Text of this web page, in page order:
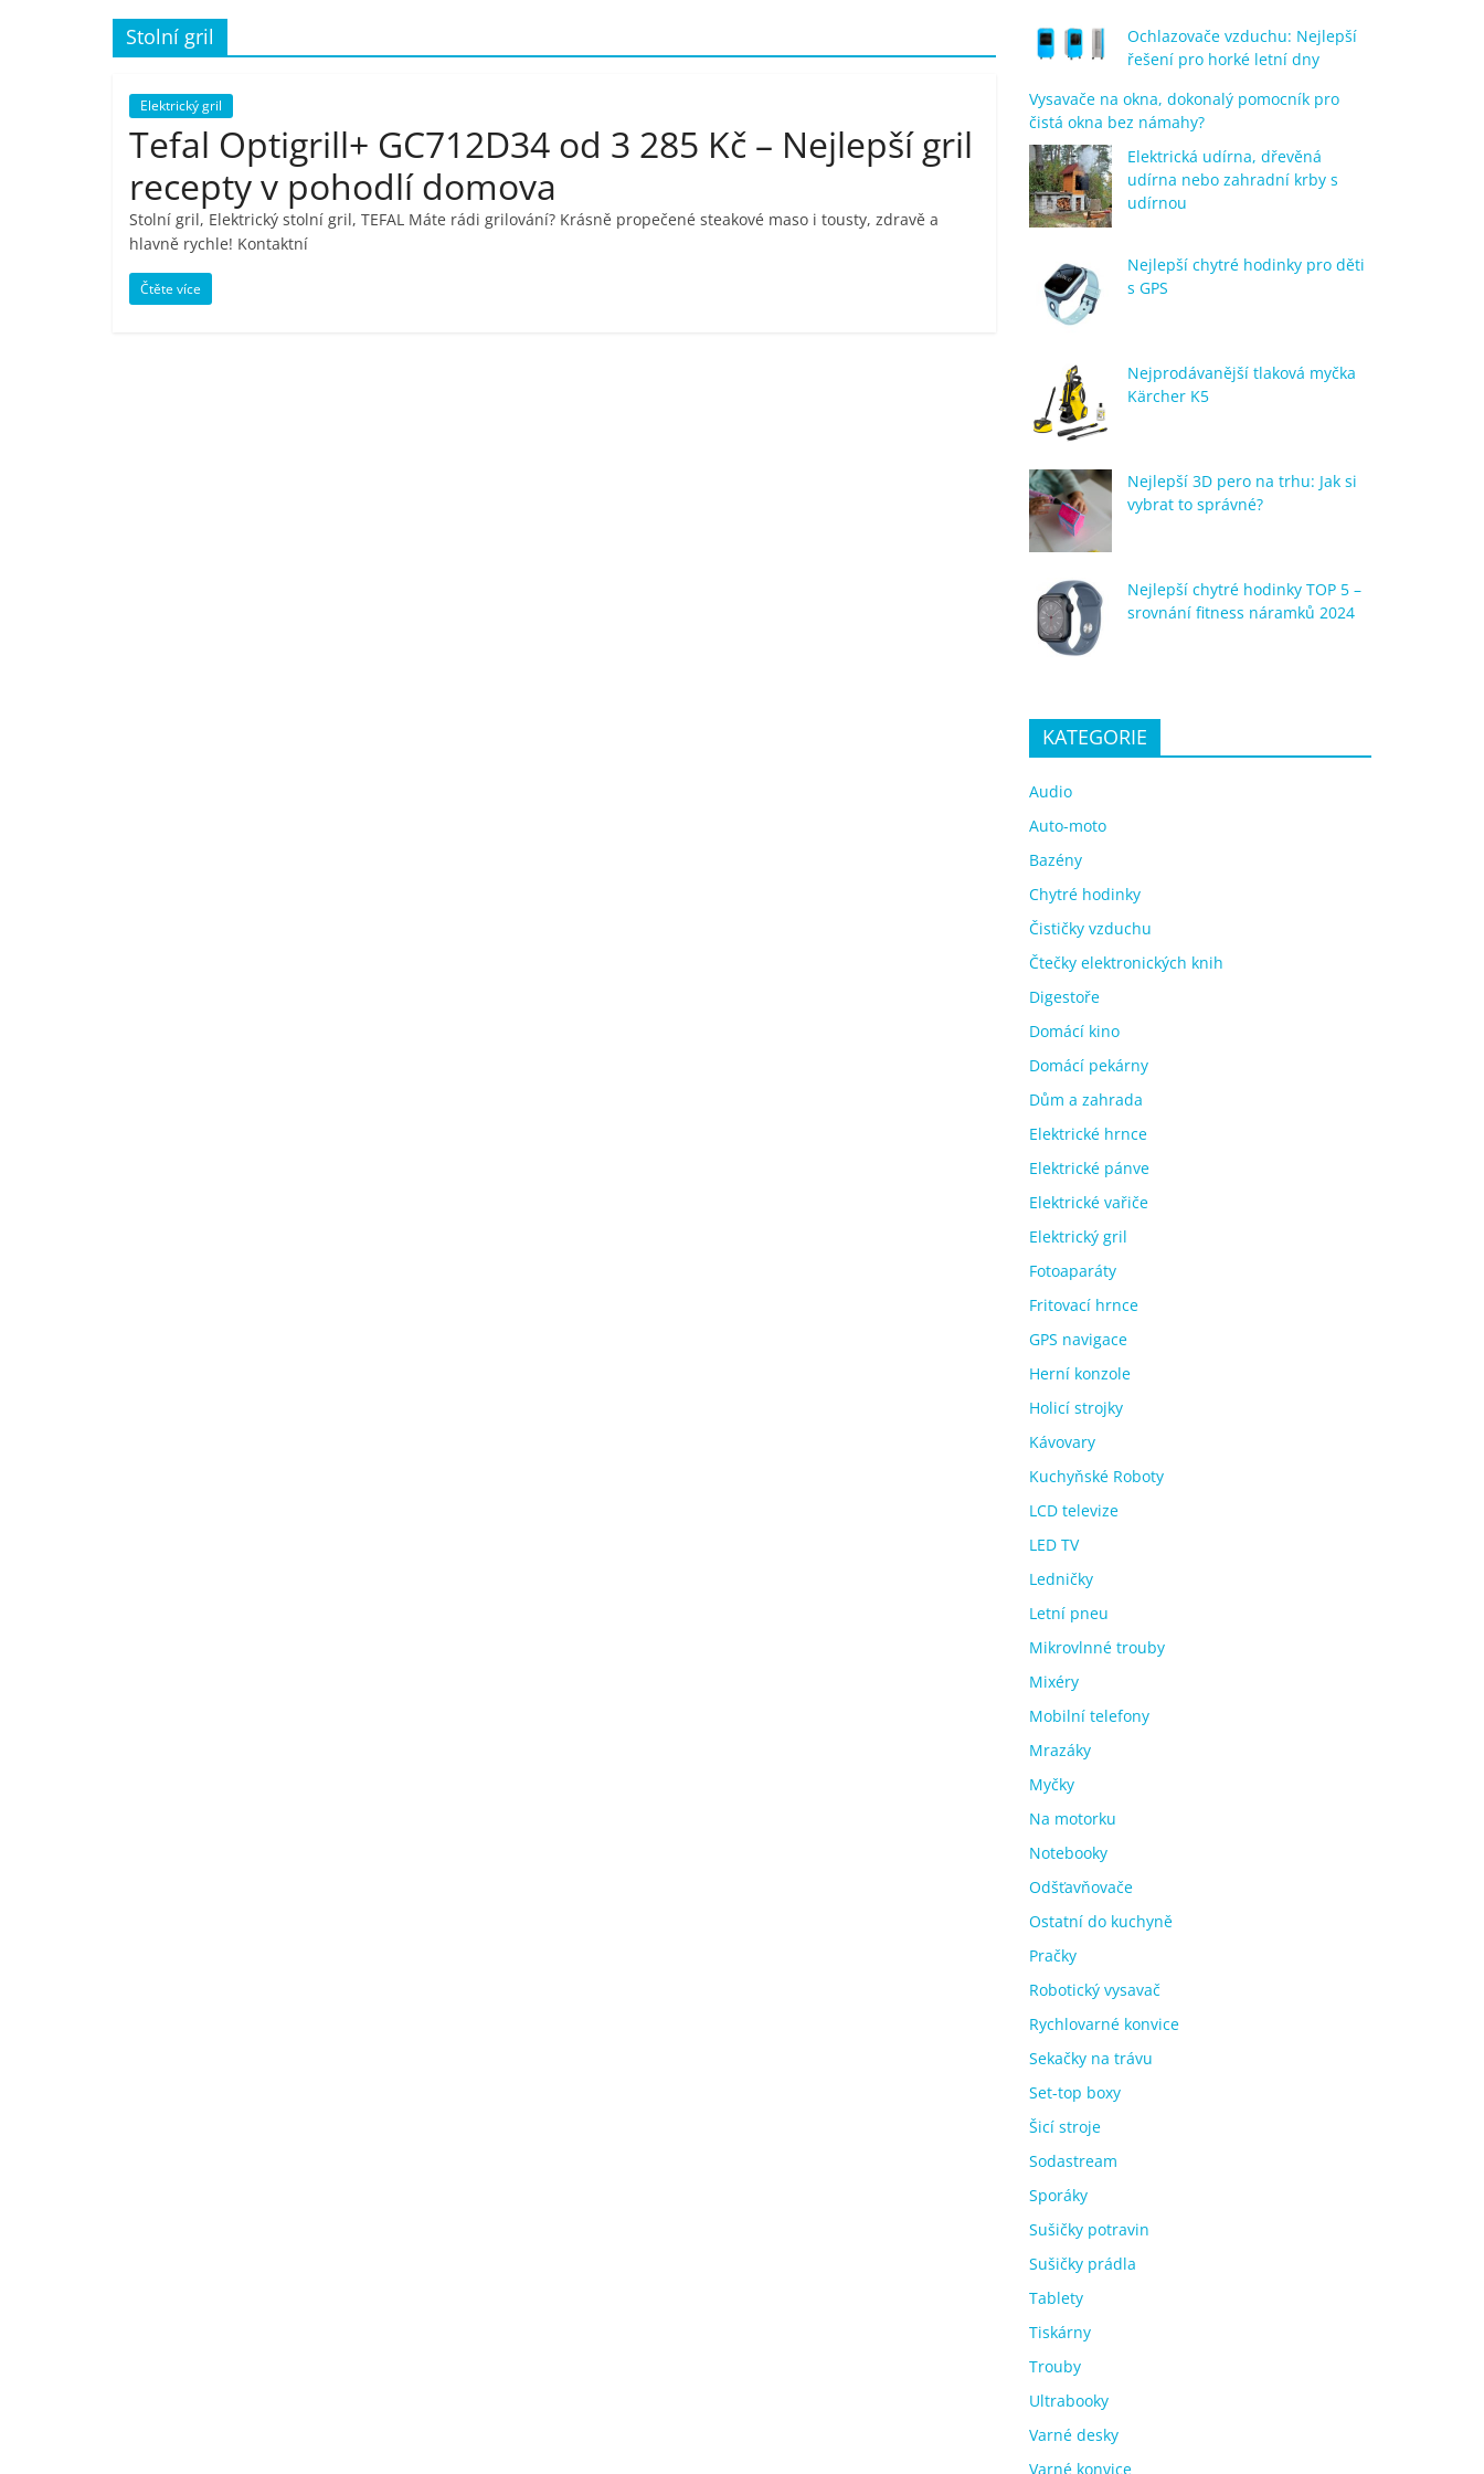
porovnání,
pračky,
televize,
notebooky,
mobilní
Stolní gril
Elektrický gril
Tefal Optigrill+ GC712D34 od 3 285 Kč – Nejlepší gril
recepty v pohodlí domova
Stolní gril, Elektrický stolní gril, TEFAL Máte rádi grilování? Krásně propečené steakové maso i tousty, zdravě a
hlavně rychle! Kontaktní
Čtěte více
Ochlazovače vzduchu: Nejlepší
řešení pro horké letní dny
Vysavače na okna, dokonalý pomocník pro
čistá okna bez námahy?
Elektrická udírna, dřevěná
udírna nebo zahradní krby s
udírnou
Nejlepší chytré hodinky pro děti
s GPS
Nejprodávanější tlaková myčka
Kärcher K5
Nejlepší 3D pero na trhu: Jak si
vybrat to správné?
Nejlepší chytré hodinky TOP 5 –
srovnání fitness náramků 2024
KATEGORIE
Audio
Auto-moto
Bazény
Chytré hodinky
Čističky vzduchu
Čtečky elektronických knih
Digestoře
Domácí kino
Domácí pekárny
Dům a zahrada
Elektrické hrnce
Elektrické pánve
Elektrické vařiče
Elektrický gril
Fotoaparáty
Fritovací hrnce
GPS navigace
Herní konzole
Holicí strojky
Kávovary
Kuchyňské Roboty
LCD televize
LED TV
Ledničky
Letní pneu
Mikrovlnné trouby
Mixéry
Mobilní telefony
Mrazáky
Myčky
Na motorku
Notebooky
Odšťavňovače
Ostatní do kuchyně
Pračky
Robotický vysavač
Rychlovarné konvice
Sekačky na trávu
Set-top boxy
Šicí stroje
Sodastream
Sporáky
Sušičky potravin
Sušičky prádla
Tablety
Tiskárny
Trouby
Ultrabooky
Varné desky
Varné konvice